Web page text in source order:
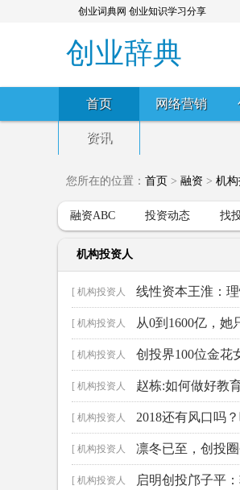
创业词典网 创业知识学习分享
创业辞典
首页 网络营销
资讯
您所在的位置： 首页 > 融资 > 机构
融资ABC 投资动态 找
机构投资人
[ 机构投资人
]
线性资本王淮：
[ 机构投资人
]
从0到1600亿，她
[ 机构投资人
]
创投界100位金花
[ 机构投资人
]
赵栋:如何做好教
[ 机构投资人
]
2018还有风口吗
[ 机构投资人
]
凛冬已至，创投
[ 机构投资人 启明创投邝子平